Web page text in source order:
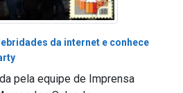
da internet e conhece
pela equipe de Imprensa